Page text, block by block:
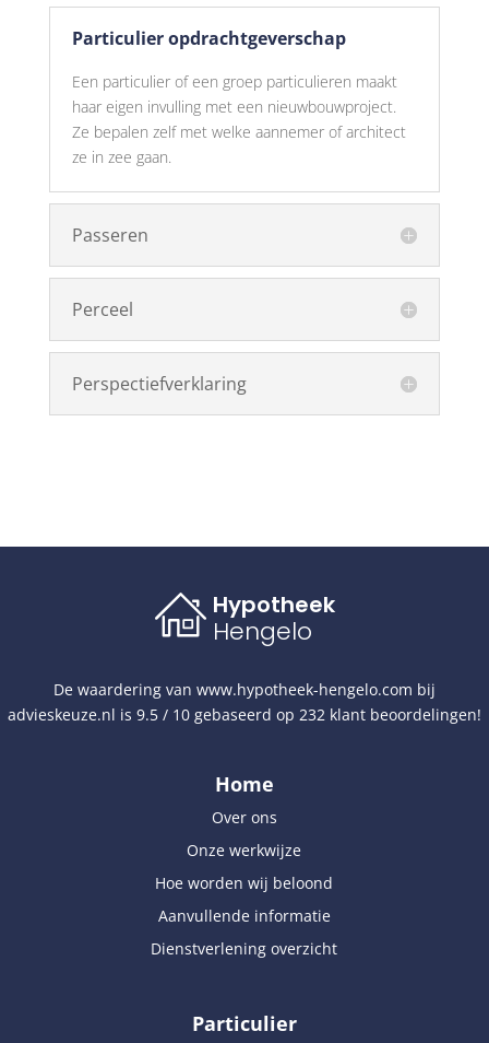
Particulier opdrachtgeverschap
Een particulier of een groep particulieren maakt
haar eigen invulling met een nieuwbouwproject.
Ze bepalen zelf met welke aannemer of architect
ze in zee gaan.
Passeren
Perceel
Perspectiefverklaring
Hypotheek
Hengelo
De waardering van www.hypotheek-hengelo.com bij
advieskeuze.nl is 9.5 / 10 gebaseerd op 232 klant beoordelingen!
Home
Over ons
Onze werkwijze
Hoe worden wij beloond
Aanvullende informatie
Dienstverlening overzicht
Particulier